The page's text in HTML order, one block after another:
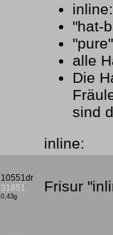
"hat-
alle
Die
sind
inline:
10551dr
31851
0,43g
Frisur